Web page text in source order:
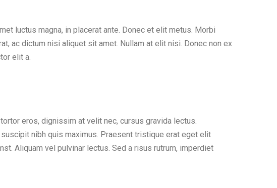
luctus magna, in placerat ante. Donec et elit metus. Morbi
ac dictum nisi aliquet sit amet. Nullam at elit nisi. Donec non ex
elit a.
eros, dignissim at velit nec, cursus gravida lectus.
nibh quis maximus. Praesent tristique erat eget elit
Aliquam vel pulvinar lectus. Sed a risus rutrum, imperdiet